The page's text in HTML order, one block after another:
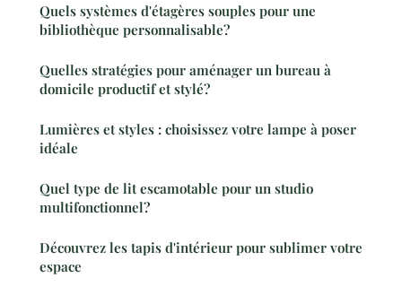
Quels systèmes d'étagères souples pour une
bibliothèque personnalisable?
Quelles stratégies pour aménager un bureau à
domicile productif et stylé?
Lumières et styles : choisissez votre lampe à poser
idéale
Quel type de lit escamotable pour un studio
multifonctionnel?
Découvrez les tapis d'intérieur pour sublimer votre
espace